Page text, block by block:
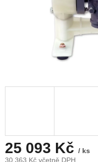
25 093 Kč / ks
30 363 Kč včetně DPH